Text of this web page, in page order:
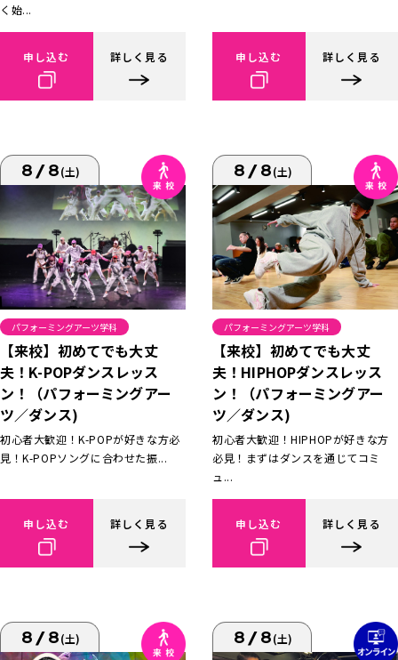
く始...
申し込む 詳しく見る 申し込む 詳しく見る
8/8(土)
パフォーミングアーツ学科
【来校】初めてでも大丈
夫！K-POPダンスレッス
ン！（パフォーミングアー
ツ／ダンス)
初心者大歓迎！K-POPが好きな方必
見！K-POPソングに合わせた振...
申し込む 詳しく見る
8/8(土)
パフォーミングアーツ学科
【来校】初めてでも大丈
夫！HIPHOPダンスレッス
ン！（パフォーミングアー
ツ／ダンス)
初心者大歓迎！HIPHOPが好きな方
必見！まずはダンスを通じてコミ
ュ...
申し込む 詳しく見る
8/8(土) 8/8(土)